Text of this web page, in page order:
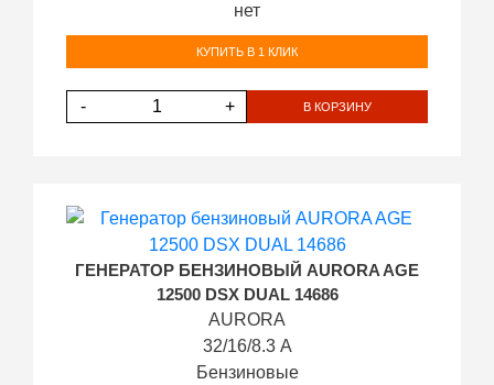
нет
КУПИТЬ В 1 КЛИК
- + В КОРЗИНУ
ГЕНЕРАТОР БЕНЗИНОВЫЙ AURORA AGE
12500 DSX DUAL 14686
AURORA
32/16/8.3 А
Бензиновые